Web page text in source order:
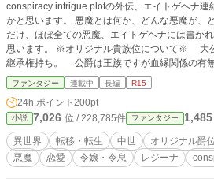
conspiracy intrigue plotの外伝、エイトゲヘナ連
かと思います。 悪魔とは何か、どんな悪魔が、どう過ごしているのか。 出来る
だけ、ほぼ全ての悪魔、エイトゲヘナには書か
思います。 ※オリジナル貴族位について※ 大公は王族、血縁アリのみ、王位
継承権持ち。 公爵は王族ですが血縁関係の有
ます、継承権は無し。 侯爵は大臣職、王族が選びます。 辺境
境伯は州を治める海沿いの領主。 伯爵は１
知事や州知事、区長や市長って感じです。 騎士爵の内訳、勲功爵は新造です。
職業に関わらず功績や納税が飛びぬけた者は
爵、既存と少し混ぜた感じです。 以下の爵位について。 子爵。 男爵。 準
男爵。
ファンタジー 連載中 長編 R15
24h.ポイント 200pt
小説 7,026 位 / 228,785件 ファンタジー 1,485
異世界 転移・転生 中世 オリジナル爵
悪魔
恋愛 令嬢・令息 レジーナ